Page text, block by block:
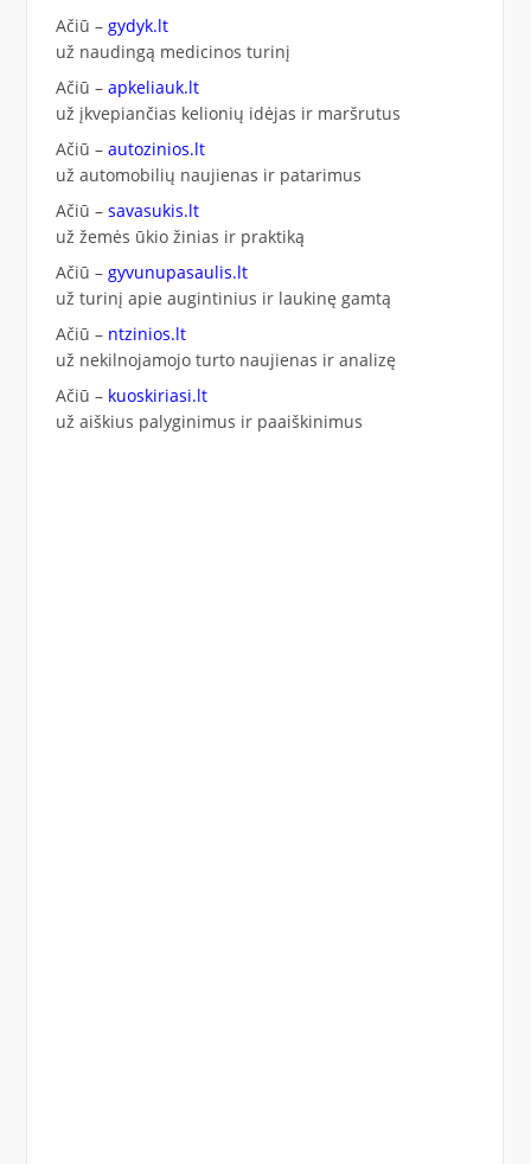
Ačiū – gydyk.lt
už naudingą medicinos turinį
Ačiū – apkeliauk.lt
už įkvepiančias kelionių idėjas ir maršrutus
Ačiū – autozinios.lt
už automobilių naujienas ir patarimus
Ačiū – savasukis.lt
už žemės ūkio žinias ir praktiką
Ačiū – gyvunupasaulis.lt
už turinį apie augintinius ir laukinę gamtą
Ačiū – ntzinios.lt
už nekilnojamojo turto naujienas ir analizę
Ačiū – kuoskiriasi.lt
už aiškius palyginimus ir paaiškinimus